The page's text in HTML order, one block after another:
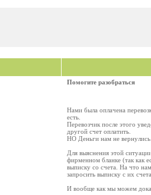
Помогите разобраться
Нами была оплачена
есть.
Перевозчик после этого
другой счет оплатить.
НО Деньги нам не
Для выяснения этой
фирменном бланке (так как
выписку со счета. На что
запросить выписку с их
И вообще как мы можем